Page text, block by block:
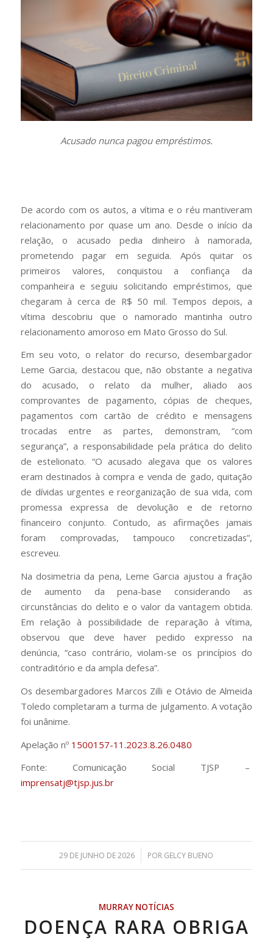
Acusado nunca pagou empréstimos.
De acordo com os autos, a vítima e o réu mantiveram
relacionamento por quase um ano. Desde o início da
relação, o acusado pedia dinheiro à namorada,
prometendo pagar em seguida. Após quitar os
primeiros valores, conquistou a confiança da
companheira e seguiu solicitando empréstimos, que
chegaram à cerca de R$ 50 mil. Tempos depois, a
vítima descobriu que o namorado mantinha outro
relacionamento amoroso em Mato Grosso do Sul.
Em seu voto, o relator do recurso, desembargador
Leme Garcia, destacou que, não obstante a negativa
do acusado, o relato da mulher, aliado aos
comprovantes de pagamento, cópias de cheques,
pagamentos com cartão de crédito e mensagens
trocadas entre as partes, demonstram, “com
segurança”, a responsabilidade pela prática do delito
de estelionato. “O acusado alegava que os valores
eram destinados à compra e venda de gado, quitação
de dívidas urgentes e reorganização de sua vida, com
promessa expressa de devolução e de retorno
financeiro conjunto. Contudo, as afirmações jamais
foram comprovadas, tampouco concretizadas”,
escreveu.
Na dosimetria da pena, Leme Garcia ajustou a fração
de aumento da pena-base considerando as
circunstâncias do delito e o valor da vantagem obtida.
Em relação à possibilidade de reparação à vítima,
observou que deve haver pedido expresso na
denúncia, “caso contrário, violam-se os princípios do
contraditório e da ampla defesa”.
Os desembargadores Marcos Zilli e Otávio de Almeida
Toledo completaram a turma de julgamento. A votação
foi unânime.
Apelação nº 1500157-11.2023.8.26.0480
Fonte: Comunicação Social TJSP –
imprensatj@tjsp.jus.br
29 DE JUNHO DE 2026
/ POR GELCY BUENO
MURRAY NOTÍCIAS
DOENÇA RARA OBRIGA